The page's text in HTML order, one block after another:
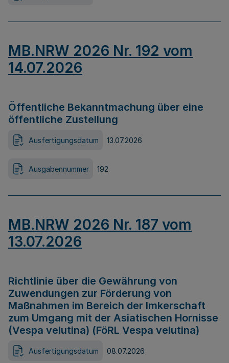
MB.NRW 2026 Nr. 192 vom
14.07.2026
Öffentliche Bekanntmachung über eine
öffentliche Zustellung
Ausfertigungsdatum 13.07.2026
Ausgabennummer 192
MB.NRW 2026 Nr. 187 vom
13.07.2026
Richtlinie über die Gewährung von
Zuwendungen zur Förderung von
Maßnahmen im Bereich der Imkerschaft
zum Umgang mit der Asiatischen Hornisse
(Vespa velutina) (FöRL Vespa velutina)
Ausfertigungsdatum 08.07.2026